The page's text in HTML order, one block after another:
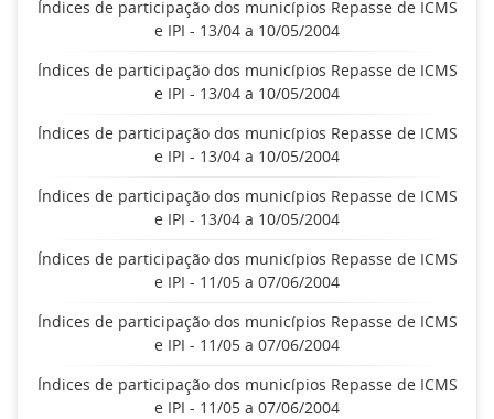
Índices de participação dos municípios Repasse de ICMS
e IPI - 13/04 a 10/05/2004
Índices de participação dos municípios Repasse de ICMS
e IPI - 13/04 a 10/05/2004
Índices de participação dos municípios Repasse de ICMS
e IPI - 13/04 a 10/05/2004
Índices de participação dos municípios Repasse de ICMS
e IPI - 13/04 a 10/05/2004
Índices de participação dos municípios Repasse de ICMS
e IPI - 11/05 a 07/06/2004
Índices de participação dos municípios Repasse de ICMS
e IPI - 11/05 a 07/06/2004
Índices de participação dos municípios Repasse de ICMS
e IPI - 11/05 a 07/06/2004